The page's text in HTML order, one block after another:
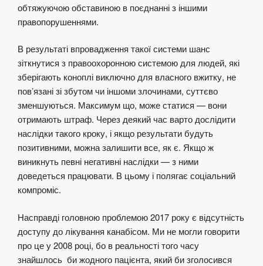
обтяжуючою обставиною в поєднанні з іншими
правопорушеннями.
В результаті впровадження такої системи шанс
зіткнутися з правоохоронною системою для людей, які
зберігають коноплі виключно для власного вжитку, не
пов’язані зі збутом чи іншоми злочинами, суттєво
зменшуються. Максимум що, може статися — вони
отримають штраф. Через деякий час варто дослідити
наслідки такого кроку, і якщо результати будуть
позитивними, можна залишити все, як є. Якщо ж
виникнуть певні негативні наслідки — з ними
доведеться працювати. В цьому і полягає соціальний
компроміс.
Насправді головною проблемою 2017 року є відсутність
доступу до лікування канабісом. Ми не могли говорити
про це у 2008 році, бо в реальності того часу
знайшлось би жодного пацієнта, який би зголосився